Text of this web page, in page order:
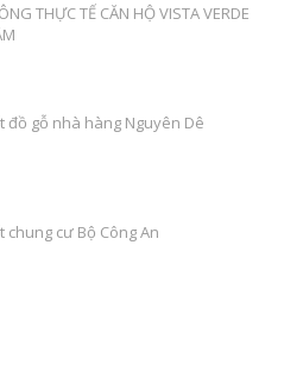
THỰC TẾ CĂN HỘ VISTA VERDE
đồ gỗ nhà hàng Nguyên Dê
chung cư Bộ Công An